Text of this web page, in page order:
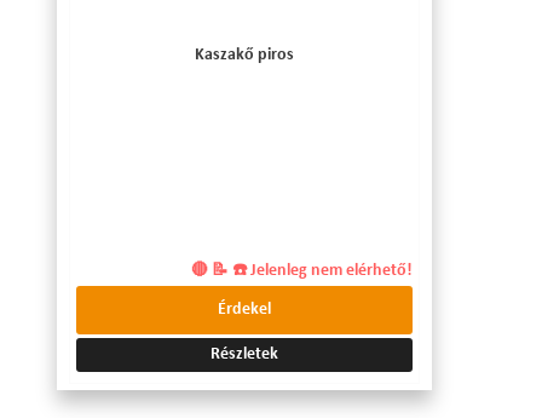
Kaszakő piros
🔴 📝 ☎️ Jelenleg nem elérhető!
Érdekel
Részletek